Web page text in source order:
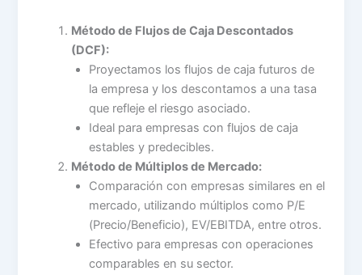
Método de Flujos de Caja Descontados
(DCF):
Proyectamos los flujos de caja futuros de
la empresa y los descontamos a una tasa
que refleje el riesgo asociado.
Ideal para empresas con flujos de caja
estables y predecibles.
Método de Múltiplos de Mercado:
Comparación con empresas similares en el
mercado, utilizando múltiplos como P/E
(Precio/Beneficio), EV/EBITDA, entre otros.
Efectivo para empresas con operaciones
comparables en su sector.